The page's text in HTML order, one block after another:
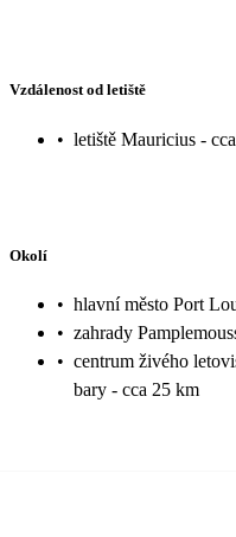
Vzdálenost od letiště
• letiště Mauricius -
Okolí
• hlavní město Port
• zahrady
• centrum živého
bary - cca 25 km